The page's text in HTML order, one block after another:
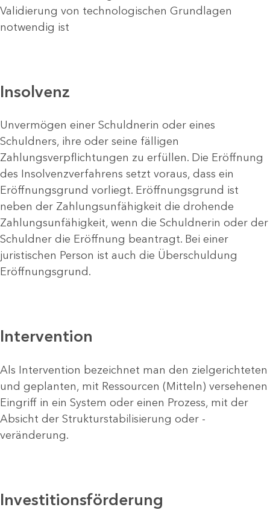
Validierung von technologischen Grundlagen
notwendig ist
Insolvenz
Unvermögen einer Schuldnerin oder eines
Schuldners, ihre oder seine fälligen
Zahlungsverpflichtungen zu erfüllen. Die Eröffnung
des Insolvenzverfahrens setzt voraus, dass ein
Eröffnungsgrund vorliegt. Eröffnungsgrund ist
neben der Zahlungsunfähigkeit die drohende
Zahlungsunfähigkeit, wenn die Schuldnerin oder der
Schuldner die Eröffnung beantragt. Bei einer
juristischen Person ist auch die Überschuldung
Eröffnungsgrund.
Intervention
Als Intervention bezeichnet man den zielgerichteten
und geplanten, mit Ressourcen (Mitteln) versehenen
Eingriff in ein System oder einen Prozess, mit der
Absicht der Strukturstabilisierung oder -
veränderung.
Investitionsförderung